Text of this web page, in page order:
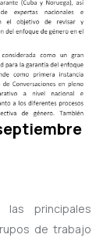
principales
de trabajo